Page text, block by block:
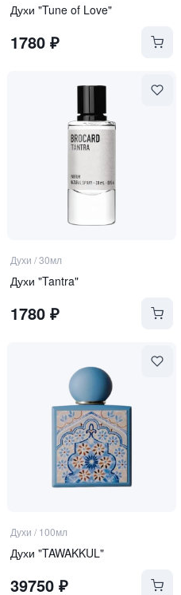
Духи "Tune of Love"
1780₽
Духи /30мл
Духи "Tantra"
1780₽
Духи / 100мл
Духи "TAWAKKUL"
39750₽